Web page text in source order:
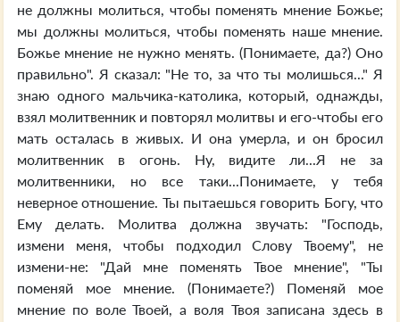
не должны молиться, чтобы поменять мнение Божье;
мы должны молиться, чтобы поменять наше мнение.
Божье мнение не нужно менять. (Понимаете, да?) Оно
правильно". Я сказал: "Не то, за что ты молишься..." Я
знаю одного мальчика-католика, который, однажды,
взял молитвенник и повторял молитвы и его-чтобы его
мать осталась в живых. И она умерла, и он бросил
молитвенник в огонь. Ну, видите ли...Я не за
молитвенники, но все таки...Понимаете, у тебя
неверное отношение. Ты пытаешься говорить Богу, что
Ему делать. Молитва должна звучать: "Господь,
измени меня, чтобы подходил Слову Твоему", не
измени-не: "Дай мне поменять Твое мнение", "Ты
поменяй мое мнение. (Понимаете?) Поменяй мое
мнение по воле Твоей, а воля Твоя записана здесь в